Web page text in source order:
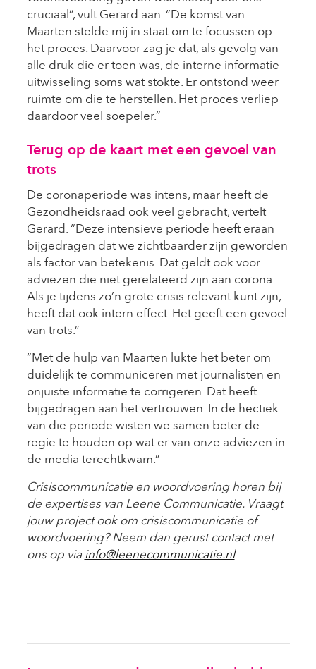
cruciaal”, vult Gerard aan. “De komst van
Maarten stelde mij in staat om te focussen op
het proces. Daarvoor zag je dat, als gevolg van
alle druk die er toen was, de interne informatie-
uitwisseling soms wat stokte. Er ontstond weer
ruimte om die te herstellen. Het proces verliep
daardoor veel soepeler.”
Terug op de kaart met een gevoel van
trots
De coronaperiode was intens, maar heeft de
Gezondheidsraad ook veel gebracht, vertelt
Gerard. “Deze intensieve periode heeft eraan
bijgedragen dat we zichtbaarder zijn geworden
als factor van betekenis. Dat geldt ook voor
adviezen die niet gerelateerd zijn aan corona.
Als je tijdens zo’n grote crisis relevant kunt zijn,
heeft dat ook intern effect. Het geeft een gevoel
van trots.”
“Met de hulp van Maarten lukte het beter om
duidelijk te communiceren met journalisten en
onjuiste informatie te corrigeren. Dat heeft
bijgedragen aan het vertrouwen. In de hectiek
van die periode wisten we samen beter de
regie te houden op wat er van onze adviezen in
de media terechtkwam.”
Crisiscommunicatie en woordvoering horen bij
de expertises van Leene Communicatie. Vraagt
jouw project ook om crisiscommunicatie of
woordvoering? Neem dan gerust contact met
ons op via info@leenecommunicatie.nl